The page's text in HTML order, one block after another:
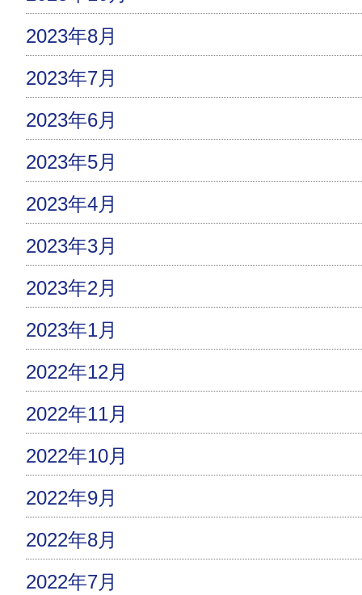
2023年8月
2023年7月
2023年6月
2023年5月
2023年4月
2023年3月
2023年2月
2023年1月
2022年12月
2022年11月
2022年10月
2022年9月
2022年8月
2022年7月